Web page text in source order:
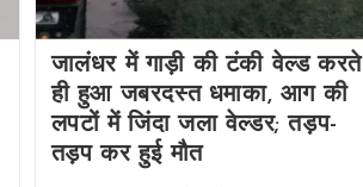
जालंधर में गाड़ी की टंकी वेल्ड करते
ही हुआ जबरदस्त धमाका, आग की
लपटों में जिंदा जला वेल्डर; तड़प-
तड़प कर हुई मौत